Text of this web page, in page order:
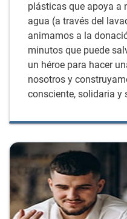
plásticas que apoya a
agua (a través del
animamos a la
minutos que puede
un héroe para hacer
nosotros y
consciente, solidaria y